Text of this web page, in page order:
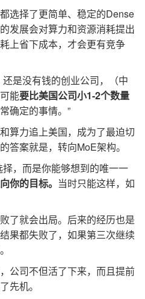
择了更简单、稳定的Dense
发展会对算力和资源消耗提出
上省下成本，才会更有竞争
是没有钱的创业公司，（中
能要比美国公司小1-2个数量
确定的事情。”
力追上美国，成为了最迫切
答案就是，转向MoE架构。
，而是你能够想到的唯一一
你的目标。 当时只能这样，如
就会出局。后来的经历也是
果都失败了，如果第三次继续
司不但活了下来，而且提前
先机。